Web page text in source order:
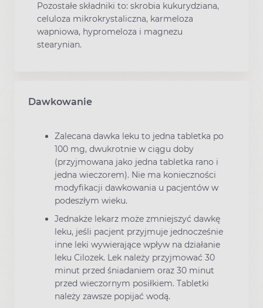
Pozostałe składniki to: skrobia kukurydziana,
celuloza mikrokrystaliczna, karmeloza
wapniowa, hypromeloza i magnezu
stearynian.
Dawkowanie
Zalecana dawka leku to jedna tabletka po
100 mg, dwukrotnie w ciągu doby
(przyjmowana jako jedna tabletka rano i
jedna wieczorem). Nie ma konieczności
modyfikacji dawkowania u pacjentów w
podeszłym wieku.
Jednakże lekarz może zmniejszyć dawkę
leku, jeśli pacjent przyjmuje jednocześnie
inne leki wywierające wpływ na działanie
leku Cilozek. Lek należy przyjmować 30
minut przed śniadaniem oraz 30 minut
przed wieczornym posiłkiem. Tabletki
należy zawsze popijać wodą.